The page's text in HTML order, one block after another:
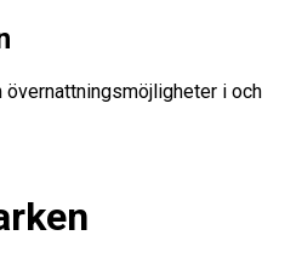
övernattningsmöjligheter i och